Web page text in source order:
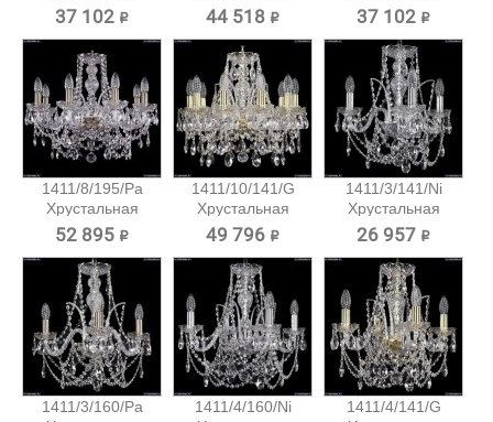
подвесная...
37 102 ₽
подвесная...
44 518 ₽
подвесная...
37 102 ₽
1411/8/195/Pa
Хрустальная
подвесная...
52 895 ₽
1411/10/141/G
Хрустальная
подвесная...
49 796 ₽
1411/3/141/Ni
Хрустальная
подвесная...
26 957 ₽
1411/3/160/Pa
1411/4/160/Ni
1411/4/141/G